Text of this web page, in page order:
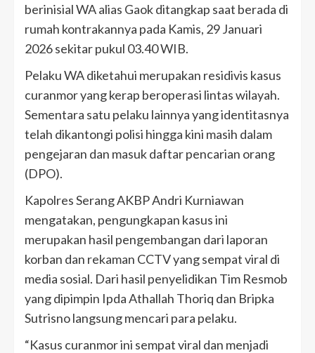
berinisial WA alias Gaok ditangkap saat berada di
rumah kontrakannya pada Kamis, 29 Januari
2026 sekitar pukul 03.40 WIB.
Pelaku WA diketahui merupakan residivis kasus
curanmor yang kerap beroperasi lintas wilayah.
Sementara satu pelaku lainnya yang identitasnya
telah dikantongi polisi hingga kini masih dalam
pengejaran dan masuk daftar pencarian orang
(DPO).
Kapolres Serang AKBP Andri Kurniawan
mengatakan, pengungkapan kasus ini
merupakan hasil pengembangan dari laporan
korban dan rekaman CCTV yang sempat viral di
media sosial. Dari hasil penyelidikan Tim Resmob
yang dipimpin Ipda Athallah Thoriq dan Bripka
Sutrisno langsung mencari para pelaku.
“Kasus curanmor ini sempat viral dan menjadi